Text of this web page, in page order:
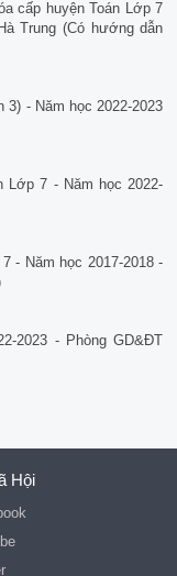
cấp huyện Toán Lớp 7
Trung (Có hướng dẫn
- Năm học 2022-2023
Lớp 7 - Năm học 2022-
- Năm học 2017-2018 -
2023 - Phòng GD&ĐT
Hội